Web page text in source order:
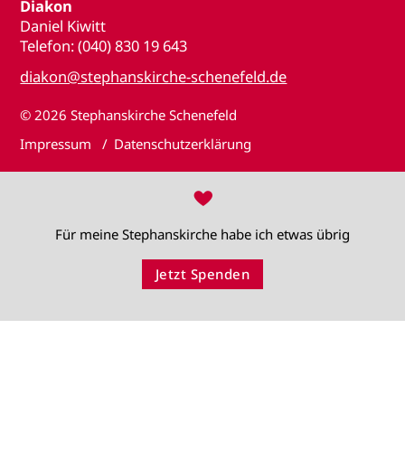
Diakon
Daniel Kiwitt
Telefon: (040) 830 19 643
diakon@stephanskirche-schenefeld.de
© 2026 Stephanskirche Schenefeld
Impressum
Datenschutzerklärung
♥
Für meine Stephanskirche habe ich etwas übrig
Jetzt Spenden